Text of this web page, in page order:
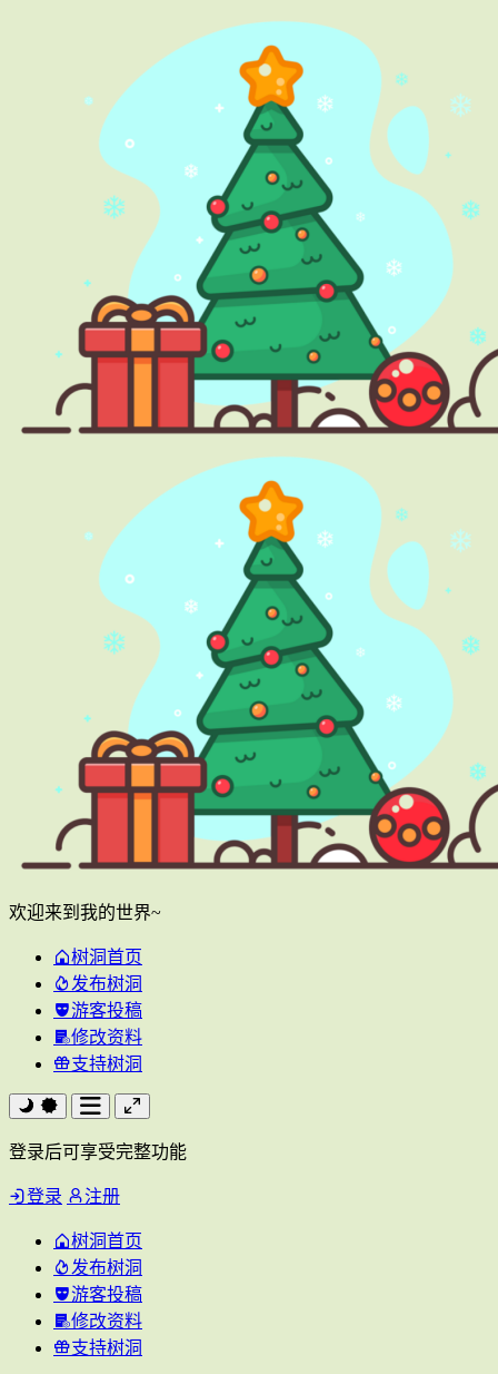
欢迎来到我的世界~
树洞首页
发布树洞
游客投稿
修改资料
支持树洞
登录后可享受完整功能
登录 注册
树洞首页
发布树洞
游客投稿
修改资料
支持树洞